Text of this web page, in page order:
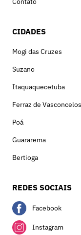
CIDADES
Mogi das Cruzes
Suzano
Itaquaquecetuba
Ferraz de Vasconcelos
Poá
Guararema
Bertioga
REDES SOCIAIS
Facebook
Instagram